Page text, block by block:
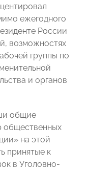
ежегодного
России
возможностях
группы по
и органов
общие
общественных
на этой
принятые к
в Уголовно-